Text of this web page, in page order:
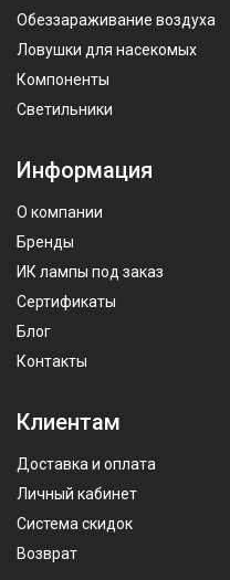
Обеззараживание воздуха
Ловушки для насекомых
Компоненты
Светильники
Информация
О компании
Бренды
ИК лампы под заказ
Сертификаты
Блог
Контакты
Клиентам
Доставка и оплата
Личный кабинет
Система скидок
Возврат